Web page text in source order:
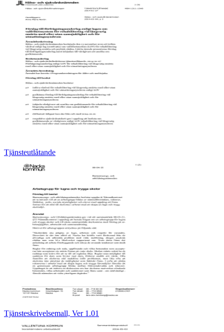
Tjänsteutlåtande
Tjänsteskrivelsemall, Ver 1.01